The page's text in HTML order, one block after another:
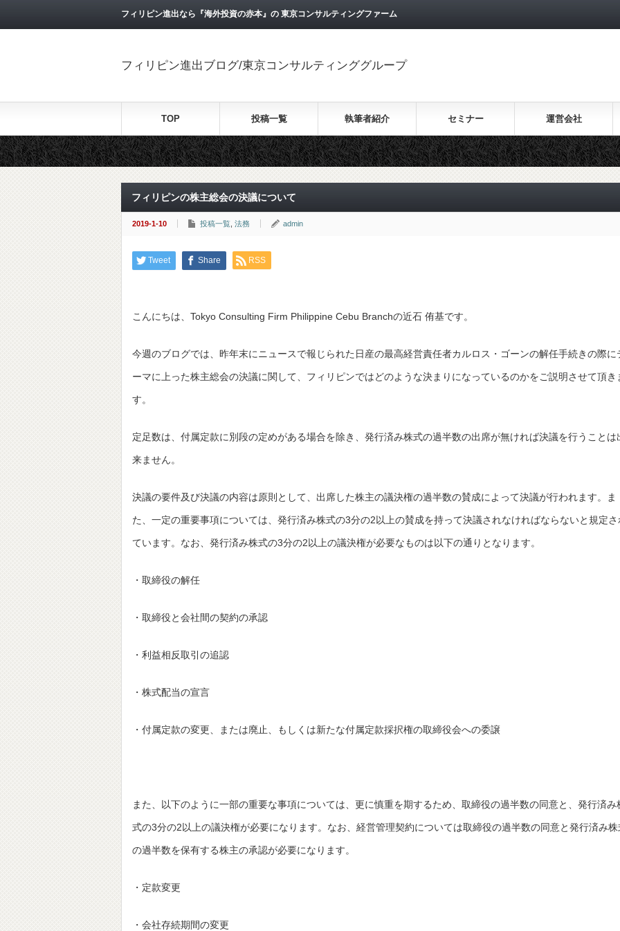
フィリピン進出なら『海外投資の赤本』の 東京コンサルティングファーム
フィリピン進出ブログ/東京コンサルティンググループ
TOP 投稿一覧 執筆者紹介 セミナー 運営会社
フィリピンの株主総会の決議について
2019-1-10 投稿一覧 法務 admin
Tweet Share RSS
こんにちは、Tokyo Consulting Firm Philippine Cebu Branchの近石 侑基です。
今週のブログでは、昨年末にニュースで報じられた日産の最高経営責任者カルロス・ゴーンの解任手続きの際に
ーマに上った株主総会の決議に関して、フィリピンではどのような決まりになっているのかをご説明させて頂き
す。
定足数は、付属定款に別段の定めがある場合を除き、発行済み株式の過半数の出席が無ければ決議を行うことは
来ません。
決議の要件及び決議の内容は原則として、出席した株主の議決権の過半数の賛成によって決議が行われます。ま
た、一定の重要事項については、発行済み株式の3分の2以上の賛成を持って決議されなければならないと規定さ
ています。なお、発行済み株式の3分の2以上の議決権が必要なものは以下の通りとなります。
・取締役の解任
・取締役と会社間の契約の承認
・利益相反取引の追認
・株式配当の宣言
・付属定款の変更、または廃止、もしくは新たな付属定款採択権の取締役会への委譲
また、以下のように一部の重要な事項については、更に慎重を期するため、取締役の過半数の同意と、発行済み
式の3分の2以上の議決権が必要になります。なお、経営管理契約については取締役の過半数の同意と発行済み株
の過半数を保有する株主の承認が必要になります。
・定款変更
・会社存続期間の変更